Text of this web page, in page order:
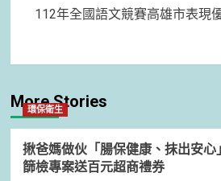
112年全國語文競賽高雄市表現
More Stories
環保衛生
揪爸媽做伙「腸保健康、抹出安心
篩檢專案送百元超商禮券